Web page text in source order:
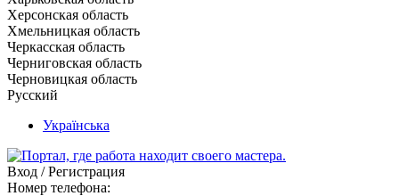
Херсонская область
Хмельницкая область
Черкасская область
Черниговская область
Черновицкая область
Русский
Українська
Вход / Регистрация
Номер телефона: